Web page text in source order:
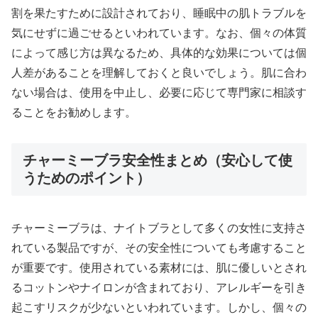
割を果たすために設計されており、睡眠中の肌トラブルを
気にせずに過ごせるといわれています。なお、個々の体質
によって感じ方は異なるため、具体的な効果については個
人差があることを理解しておくと良いでしょう。肌に合わ
ない場合は、使用を中止し、必要に応じて専門家に相談す
ることをお勧めします。
チャーミーブラ安全性まとめ（安心して使
うためのポイント）
チャーミーブラは、ナイトブラとして多くの女性に支持さ
れている製品ですが、その安全性についても考慮すること
が重要です。使用されている素材には、肌に優しいとされ
るコットンやナイロンが含まれており、アレルギーを引き
起こすリスクが少ないといわれています。しかし、個々の